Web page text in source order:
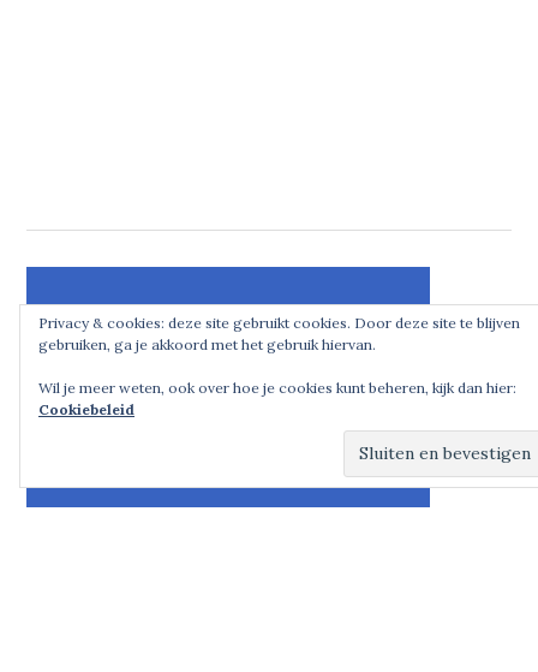
Privacy & cookies: deze site gebruikt cookies. Door deze site te blijven
gebruiken, ga je akkoord met het gebruik hiervan.
Wil je meer weten, ook over hoe je cookies kunt beheren, kijk dan hier:
Cookiebeleid